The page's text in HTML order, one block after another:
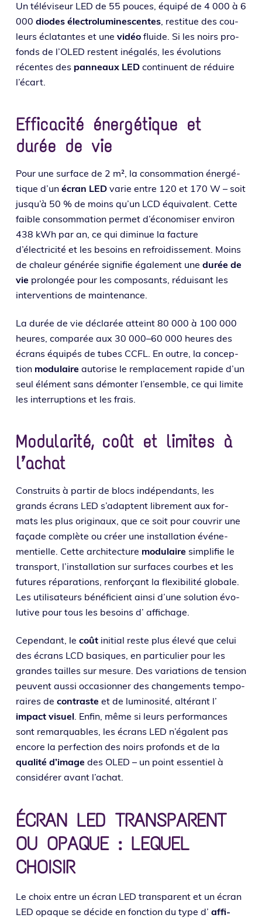
Un télé­vi­seur LED de 55 pouces, équi­pé de 4 000 à 6
000 diodes élec­tro­lu­mi­nes­centes, res­ti­tue des cou­
leurs écla­tantes et une vidéofluide. Si les noirs pro­
fonds de l’OLED res­tent inéga­lés, les évo­lu­tions
récentes des pan­neaux LEDconti­nuent de réduire
l’écart.
Efficacité énergétique et
durée de vie
Pour une sur­face de 2 m², la consom­ma­tion éner­gé­
tique d’un écran LEDvarie entre 120 et 170 W – soit
jusqu’à 50 % de moins qu’un LCD équi­valent. Cette
faible consom­ma­tion per­met d’économiser envi­ron
438 kWh par an, ce qui dimi­nue la fac­ture
d’électricité et les besoins en refroi­dis­se­ment. Moins
de cha­leur géné­rée signi­fie éga­le­ment une durée de
vie pro­lon­gée pour les com­po­sants, rédui­sant les
inter­ven­tions de maintenance.
La durée de vie décla­rée atteint 80 000 à 100 000
heures, com­pa­rée aux 30 000–60 000 heures des
écrans équi­pés de tubes CCFL. En outre, la concep­
tion modu­laire auto­rise le rem­pla­ce­ment rapide d’un
seul élé­ment sans démon­ter l’ensemble, ce qui limite
les inter­rup­tions et les frais.
Modularité, coût et limites à
l’achat
Construits à par­tir de blocs indé­pen­dants, les
grands écrans LED s’adaptent libre­ment aux for­
mats les plus ori­gi­naux, que ce soit pour cou­vrir une
façade com­plète ou créer une ins­tal­la­tion évé­ne­
men­tielle. Cette archi­tec­ture modu­laire sim­pli­fie le
trans­port, l’installation sur sur­faces courbes et les
futures répa­ra­tions, ren­for­çant la flexi­bi­li­té glo­bale.
Les uti­li­sa­teurs béné­fi­cient ain­si d’une solu­tion évo­
lu­tive pour tous les besoins d’ affichage.
Cependant, le coûtini­tial reste plus éle­vé que celui
des écrans LCD basiques, en par­ti­cu­lier pour les
grandes tailles sur mesure. Des varia­tions de ten­sion
peuvent aus­si occa­sion­ner des chan­ge­ments tem­po­
raires de contraste et de lumi­no­si­té, alté­rant l’
impact visuel . Enfin, même si leurs per­for­mances
sont remar­quables, les écrans LED n’égalent pas
encore la per­fec­tion des noirs pro­fonds et de la
qua­li­té d’i­mage des OLED – un point essen­tiel à
consi­dé­rer avant l’achat.
ÉCRAN LED TRANSPARENT
OU OPAQUE : LEQUEL
CHOISIR
Le choix entre un écran LED trans­pa­rent et un écran
LED opaque se décide en fonc­tion du type d’ affi­